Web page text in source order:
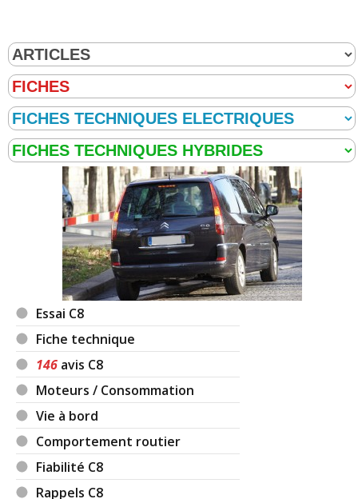
Essai C8
Fiche technique
146 avis C8
Moteurs / Consommation
Vie à bord
Comportement routier
Fiabilité C8
Rappels C8